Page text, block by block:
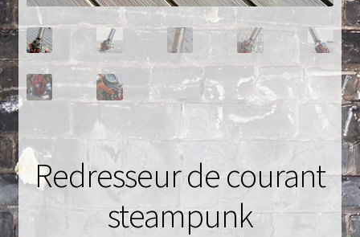
Les Collections
Luminaires
Mentions Légales
Mon compte
Nautilus – Tome 1 – Les Machines Fondatrices
Nautilus – Tome 2 – Les Artefacts Retrouvés
Redresseur de courant
steampunk